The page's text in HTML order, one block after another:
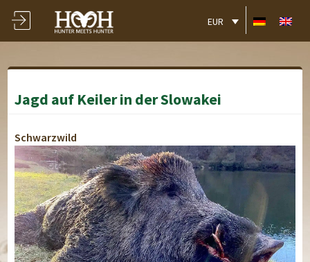
EUR
Jagd auf Keiler in der Slowakei
Schwarzwild